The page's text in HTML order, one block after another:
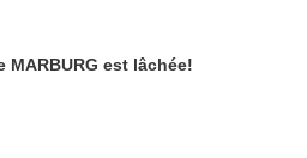
MARBURG est lâchée!